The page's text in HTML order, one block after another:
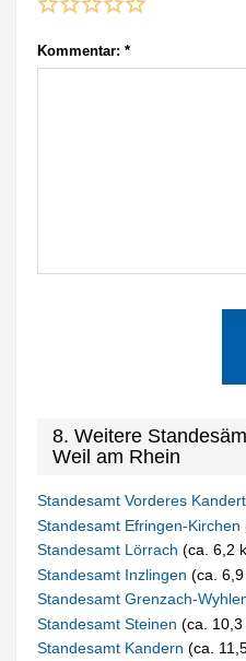
Kommentar: *
8. Weitere
Weil am Rhein
Standesamt Vorderes
Standesamt Efringen-Kirchen
Standesamt Lörrach(ca. 6,2
Standesamt Inzlingen(ca.
Standesamt Grenzach-
Standesamt Steinen(ca. 10,3
Standesamt Kandern(ca.